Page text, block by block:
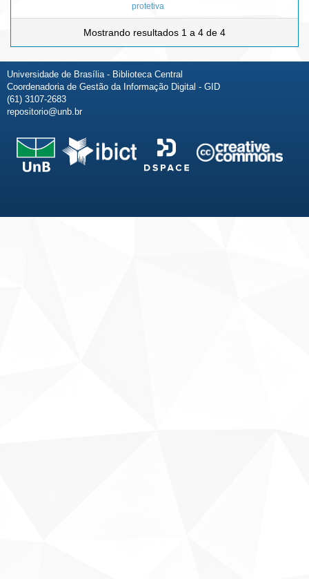
protetiva
Mostrando resultados 1 a 4 de 4
Universidade de Brasília - Biblioteca Central
Coordenadoria de Gestão da Informação Digital - GID
(61) 3107-2683
repositorio@unb.br